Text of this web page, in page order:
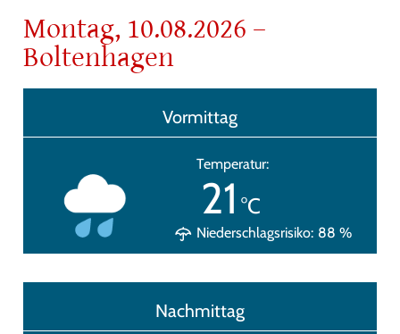
Montag, 10.08.2026 –
Boltenhagen
Vormittag
Temperatur:
21 °C
Niederschlagsrisiko: 88 %
Nachmittag